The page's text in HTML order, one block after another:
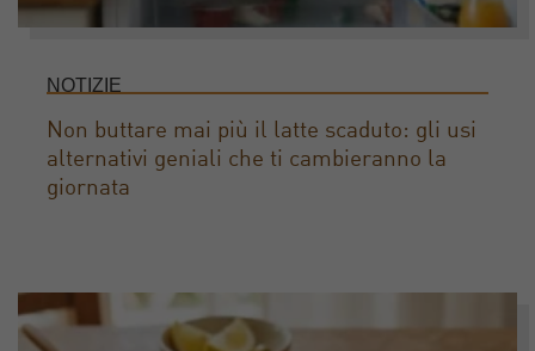
NOTIZIE
Non buttare mai più il latte scaduto: gli usi
alternativi geniali che ti cambieranno la
giornata